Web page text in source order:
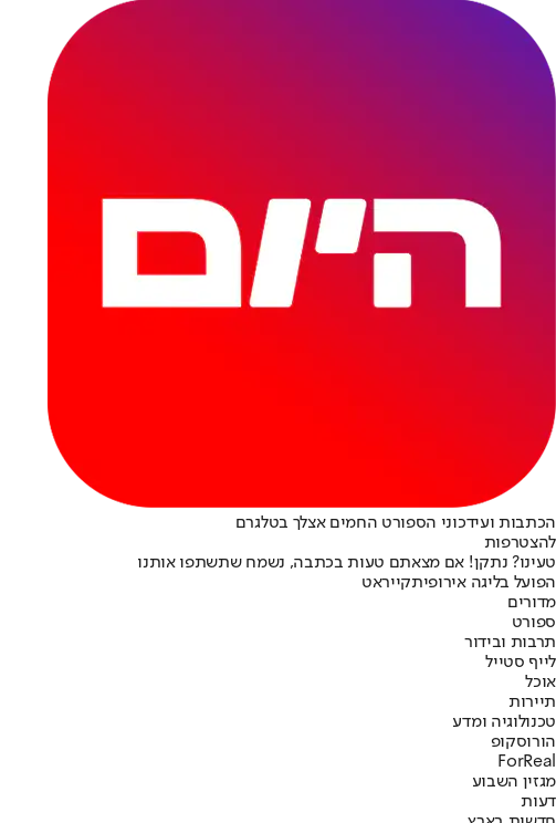
הכתבות ועידכוני הספורט החמים אצלך בטלגרם
להצטרפות
טעינו? נתקן! אם מצאתם טעות בכתבה, נשמח שתשתפו אותנו
הפועל בליגה אירופיתקייראט
מדורים
ספורט
תרבות ובידור
לייף סטייל
אוכל
תיירות
טכנולוגיה ומדע
הורוסקופ
ForReal
מגזין השבוע
דעות